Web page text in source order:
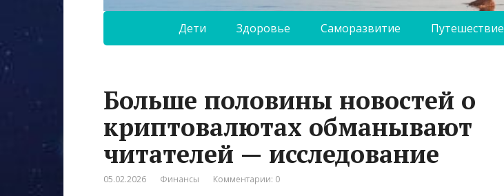
Дети Здоровье Саморазвитие Путешествие
Больше половины новостей о
криптовалютах обманывают
читателей — исследование
05.02.2026 Финансы Комментарии: 0